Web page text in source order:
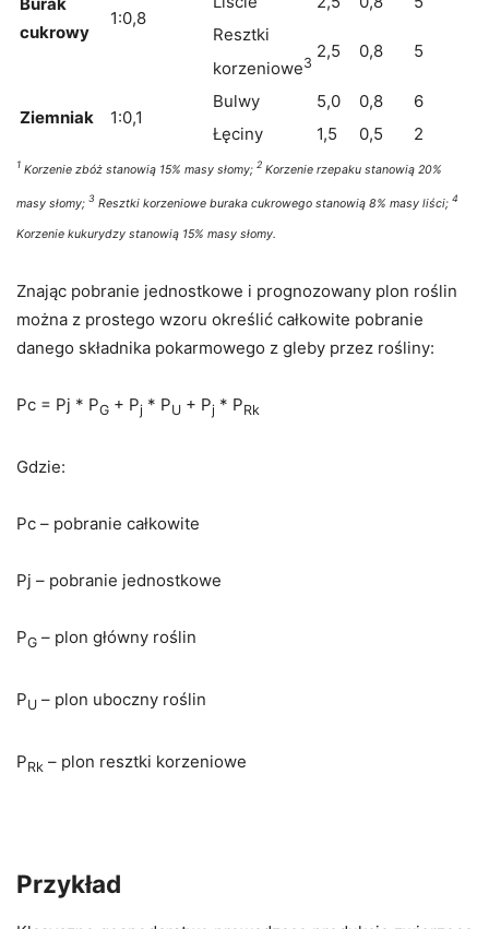
cukrowy
1:0,8
Resztki
korzeniowe3
2,5 0,8 5
Ziemniak 1:0,1
Bulwy 5,0 0,8
6
Łęciny
1,5 0,5 2
1 Korzenie zbóż stanowią 15% masy słomy; 2 Korzenie rzepaku stanowią 20%
masy słomy; 3 Resztki korzeniowe buraka cukrowego stanowią 8% masy liści; 4
Korzenie kukurydzy stanowią 15% masy słomy.
Znając pobranie jednostkowe i prognozowany plon roślin
można z prostego wzoru określić całkowite pobranie
danego składnika pokarmowego z gleby przez rośliny:
Pc = Pj * PG + Pj * PU + Pj * PRk
Gdzie:
Pc – pobranie całkowite
Pj – pobranie jednostkowe
PG – plon główny roślin
PU – plon uboczny roślin
PRk – plon resztki korzeniowe
Przykład